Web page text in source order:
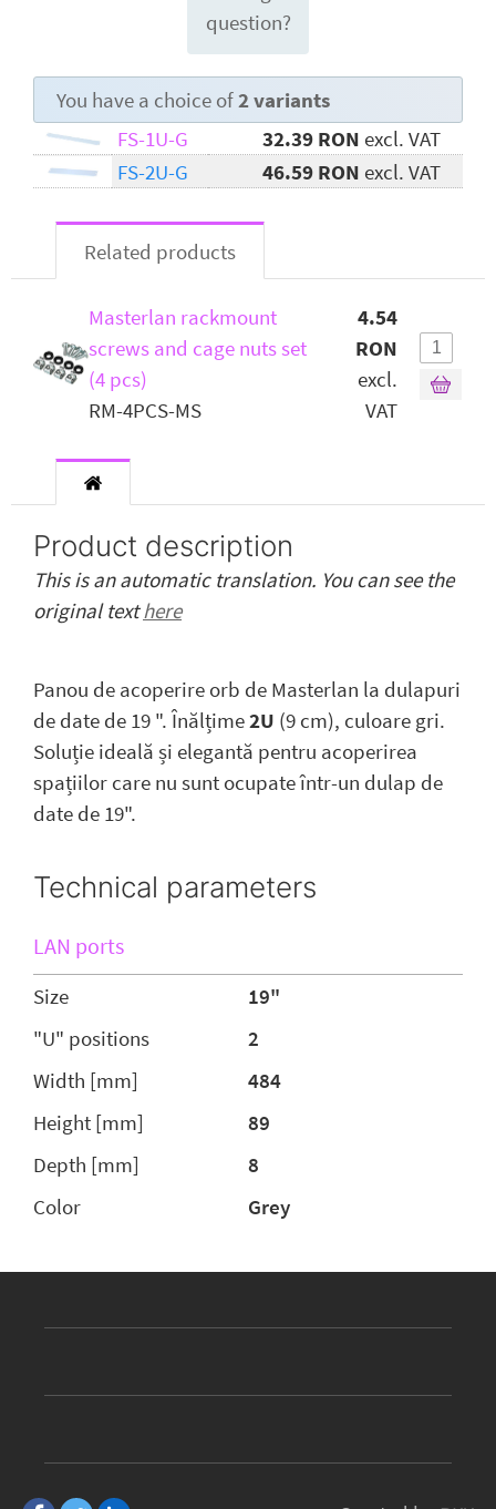
question?
You have a choice of2 variants
FS-1U-G
32.39 RON excl. VAT
FS-2U-G
46.59 RON excl. VAT
Related products
Masterlan rackmount
screws and cage nuts set
(4 pcs)
RM-4PCS-MS
4.54
RON
excl.
VAT
Product description
This is an automatic translation. You can see the
original texthere
Panou de acoperire orb de Masterlan la dulapuri
de date de 19 ". Înălțime2U (9 cm), culoare gri.
Soluție ideală și elegantă pentru acoperirea
spațiilor care nu sunt ocupate într-un dulap de
date de 19".
Technical parameters
LAN ports
Size
19"
"U" positions
2
Width [mm]
484
Height [mm]
89
Depth [mm]
8
Color
Grey